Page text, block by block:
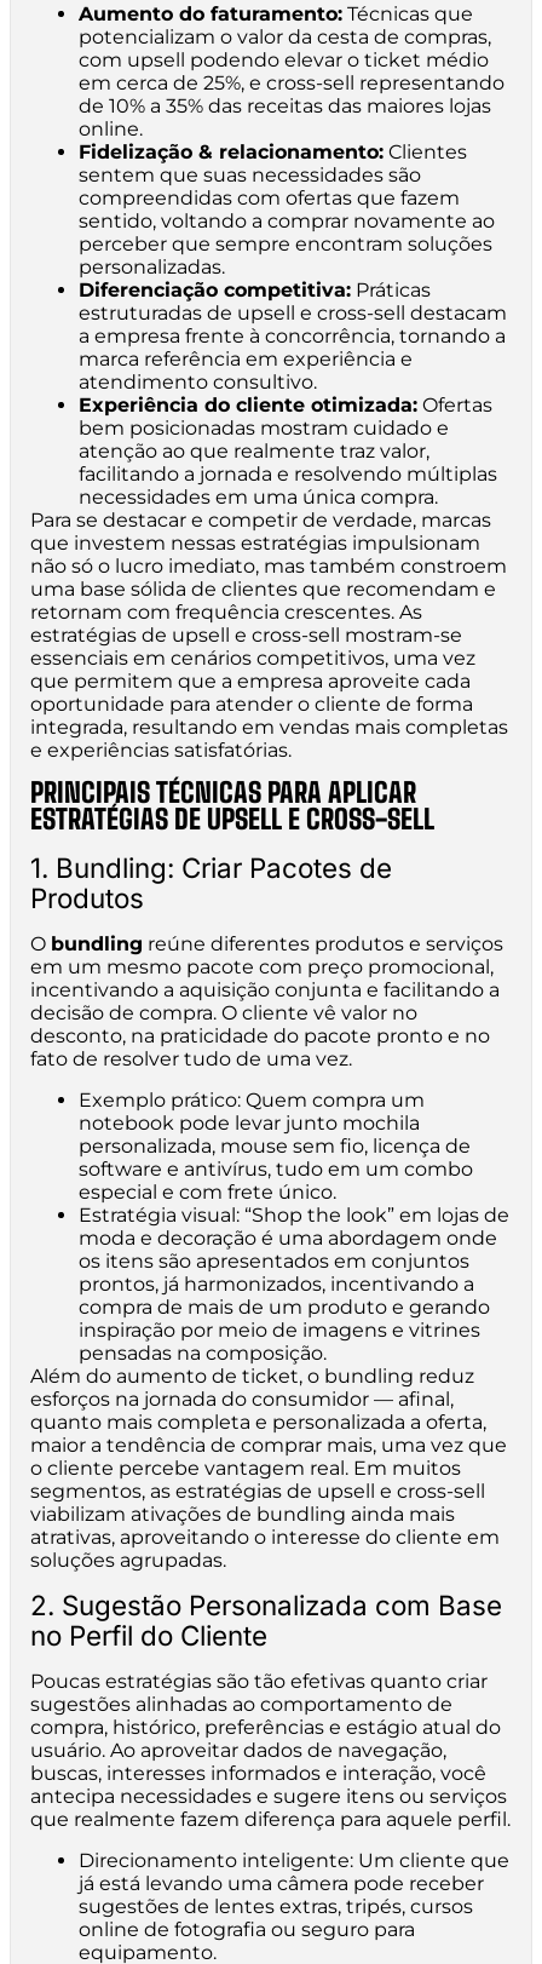
Aumento do faturamento: Técnicas que
potencializam o valor da cesta de compras,
com upsell podendo elevar o ticket médio
em cerca de 25%, e cross-sell representando
de 10% a 35% das receitas das maiores lojas
online.
Fidelização & relacionamento: Clientes
sentem que suas necessidades são
compreendidas com ofertas que fazem
sentido, voltando a comprar novamente ao
perceber que sempre encontram soluções
personalizadas.
Diferenciação competitiva: Práticas
estruturadas de upsell e cross-sell destacam
a empresa frente à concorrência, tornando a
marca referência em experiência e
atendimento consultivo.
Experiência do cliente otimizada: Ofertas
bem posicionadas mostram cuidado e
atenção ao que realmente traz valor,
facilitando a jornada e resolvendo múltiplas
necessidades em uma única compra.
Para se destacar e competir de verdade, marcas
que investem nessas estratégias impulsionam
não só o lucro imediato, mas também constroem
uma base sólida de clientes que recomendam e
retornam com frequência crescentes. As
estratégias de upsell e cross-sell mostram-se
essenciais em cenários competitivos, uma vez
que permitem que a empresa aproveite cada
oportunidade para atender o cliente de forma
integrada, resultando em vendas mais completas
e experiências satisfatórias.
PRINCIPAIS TÉCNICAS PARA APLICAR
ESTRATÉGIAS DE UPSELL E CROSS-SELL
1. Bundling: Criar Pacotes de
Produtos
O bundling reúne diferentes produtos e serviços
em um mesmo pacote com preço promocional,
incentivando a aquisição conjunta e facilitando a
decisão de compra. O cliente vê valor no
desconto, na praticidade do pacote pronto e no
fato de resolver tudo de uma vez.
Exemplo prático: Quem compra um
notebook pode levar junto mochila
personalizada, mouse sem fio, licença de
software e antivírus, tudo em um combo
especial e com frete único.
Estratégia visual: “Shop the look” em lojas de
moda e decoração é uma abordagem onde
os itens são apresentados em conjuntos
prontos, já harmonizados, incentivando a
compra de mais de um produto e gerando
inspiração por meio de imagens e vitrines
pensadas na composição.
Além do aumento de ticket, o bundling reduz
esforços na jornada do consumidor — afinal,
quanto mais completa e personalizada a oferta,
maior a tendência de comprar mais, uma vez que
o cliente percebe vantagem real. Em muitos
segmentos, as estratégias de upsell e cross-sell
viabilizam ativações de bundling ainda mais
atrativas, aproveitando o interesse do cliente em
soluções agrupadas.
2. Sugestão Personalizada com Base
no Perfil do Cliente
Poucas estratégias são tão efetivas quanto criar
sugestões alinhadas ao comportamento de
compra, histórico, preferências e estágio atual do
usuário. Ao aproveitar dados de navegação,
buscas, interesses informados e interação, você
antecipa necessidades e sugere itens ou serviços
que realmente fazem diferença para aquele perfil.
Direcionamento inteligente: Um cliente que
já está levando uma câmera pode receber
sugestões de lentes extras, tripés, cursos
online de fotografia ou seguro para
equipamento.